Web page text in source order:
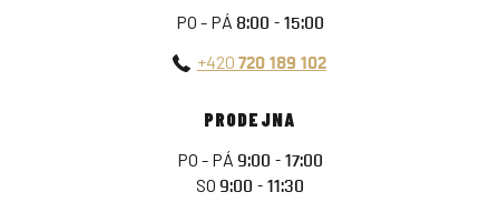
PO - PÁ 8:00 - 15:00
+420 720 189 102
PRODEJNA
PO - PÁ 9:00 - 17:00
SO 9:00 - 11:30